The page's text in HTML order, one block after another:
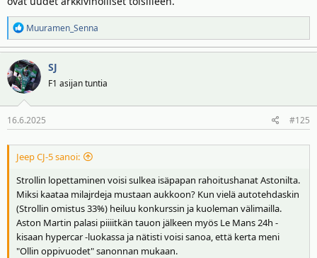
https://www.motorsport.com/f1/news/George-Russell-keeps-
Canadian-GP-win-as-Red-Bull-lose-appeal/10733373/
R
e
a
k
t
i
o
t
Muuramen_Senna
SJ
F1 asijan tuntia
16.6.2025 #125
Jeep CJ-5 sanoi:
Strollin lopettaminen voisi sulkea isäpapan rahoitushanat Astonilta.
Miksi kaataa milajrdeja mustaan aukkoon? Kun vielä autotehdaskin
(Strollin omistus 33%) heiluu konkurssin ja kuoleman välimailla.
Aston Martin palasi piiiitkän tauon jälkeen myös Le Mans 24h -
kisaan hypercar -luokassa ja nätisti voisi sanoa, että kerta meni
"Ollin oppivuodet" sanonnan mukaan.